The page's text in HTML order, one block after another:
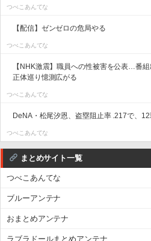
つべこあんてな
【配信】ゼンゼロの危局やる
つべこあんてな
【NHK激震】職員への性被害を公表…番
正体巡り憶測広がる
つべこあんてな
DeNA・松尾汐恩、盗塁阻止率 .217で、
つべこあんてな
まとめサイト一覧
つべこあんてな
ブルーアンテナ
おまとめアンテナ
ラブラドールまとめアンテナ